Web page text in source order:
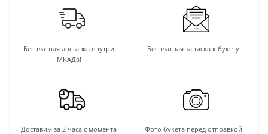
Бесплатная доставка внутри
МКАДа!
Бесплатная записка к букету
Доставим за 2 часа с момента
Фото букета перед отправкой